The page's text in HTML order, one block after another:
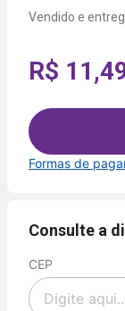
R$
Formas de
de
Crédito
Parcelamento
Voltar
Consulte a
CEP